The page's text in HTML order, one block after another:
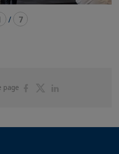
/ 7
page
PartagerPartager